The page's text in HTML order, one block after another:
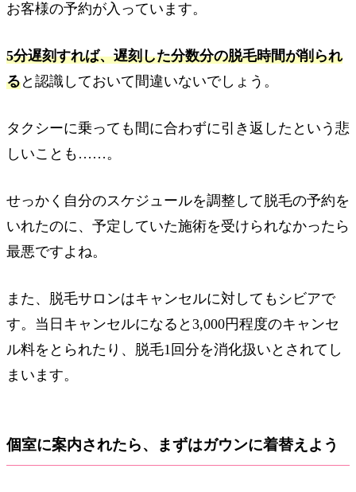
お客様の予約が入っています。
5分遅刻すれば、遅刻した分数分の脱毛時間が削られ
ると認識しておいて間違いないでしょう。
タクシーに乗っても間に合わずに引き返したという悲
しいことも……。
せっかく自分のスケジュールを調整して脱毛の予約を
いれたのに、予定していた施術を受けられなかったら
最悪ですよね。
また、脱毛サロンはキャンセルに対してもシビアで
す。当日キャンセルになると3,000円程度のキャンセ
ル料をとられたり、脱毛1回分を消化扱いとされてし
まいます。
個室に案内されたら、まずはガウンに着替えよう